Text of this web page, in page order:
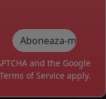
and the Google
Terms of Service apply.